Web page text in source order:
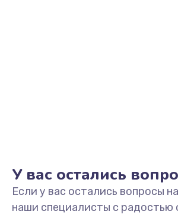
1045 руб.
Заказать
У вас остались
Если у вас остались вопросы
наши специалисты с радостью